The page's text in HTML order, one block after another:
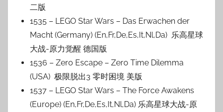
二版
1535 – LEGO Star Wars – Das Erwachen der
Macht (Germany) (En,Fr,De,Es,It,Nl,Da) 乐高星球
大战-原力觉醒 德国版
1536 – Zero Escape – Zero Time Dilemma
(USA) 极限脱出3 零时困境 美版
1537 – LEGO Star Wars – The Force Awakens
(Europe) (En,Fr,De,Es,It,Nl,Da) 乐高星球大战-原